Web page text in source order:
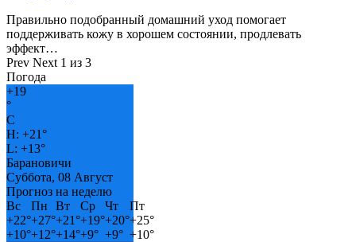
Правильно подобранный домашний уход помогает
поддерживать кожу в хорошем состоянии, продлевать
эффект…
Prev Next 1 из 3
Погода
+19
°
C
H: +21°
L: +13°
Барановичи
Суббота, 08 Август
Прогноз на неделю
Вс
Пн Вт Ср Чт
Пт
+22°+27°+21°+19°+20°+25°
+10°+12°+14°+9° +9° +10°